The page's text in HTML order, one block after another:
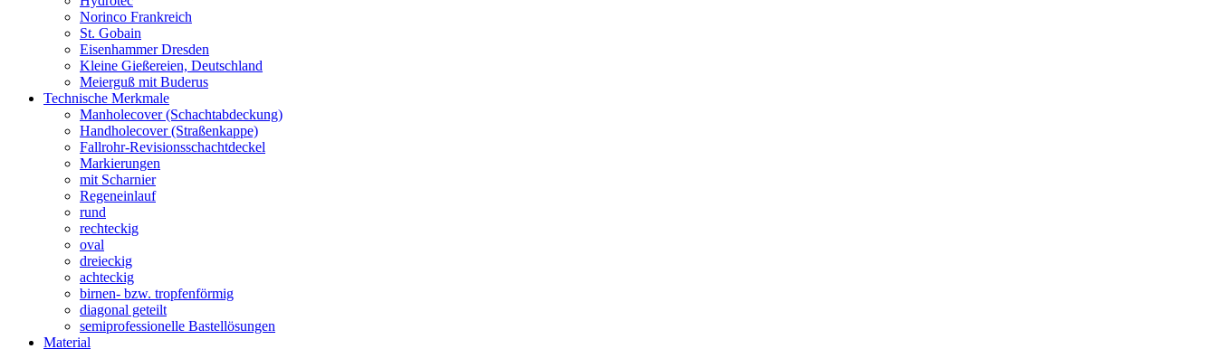
Norinco Frankreich
St. Gobain
Eisenhammer Dresden
Kleine Gießereien, Deutschland
Meierguß mit Buderus
Technische Merkmale
Manholecover (Schachtabdeckung)
Handholecover (Straßenkappe)
Fallrohr-Revisionsschachtdeckel
Markierungen
mit Scharnier
Regeneinlauf
rund
rechteckig
oval
dreieckig
achteckig
birnen- bzw. tropfenförmig
diagonal geteilt
semiprofessionelle Bastellösungen
Material